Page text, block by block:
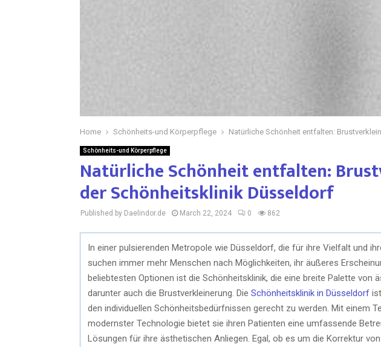
Home Schönheits-und Körperpflege Natürliche Schönheit entfalten:
Schönheits-und Körperpflege
Natürliche Schönheit entfalten:
der Schönheitsklinik Düsseldorf
Published by Daelindor.de March 22, 2024 0 862
In einer pulsierenden Metropole wie Düsseldorf, die für ihre Vielfalt und
suchen immer mehr Menschen nach Möglichkeiten, ihr äußeres
beliebtesten Optionen ist die Schönheitsklinik, die eine breite Palette von
darunter auch die Brustverkleinerung. Die Schönheitsklinik in Düsseldorf
den individuellen Schönheitsbedürfnissen gerecht zu werden. Mit einem
modernster Technologie bietet sie ihren Patienten eine umfassende
Lösungen für ihre ästhetischen Anliegen. Egal, ob es um die Korrektur